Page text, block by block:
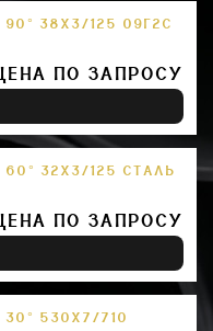
38Х3/125 09Г2С
ПО ЗАПРОСУ
32Х3/125 СТАЛЬ
ПО ЗАПРОСУ
530Х7/710